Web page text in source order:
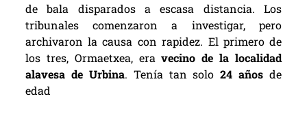
de bala disparados a escasa distancia. Los
tribunales comenzaron a investigar, pero
archivaron la causa con rapidez. El primero de
los tres, Ormaetxea, eravecino de la localidad
alavesa de Urbina. Tenía tan solo24 años de
edad